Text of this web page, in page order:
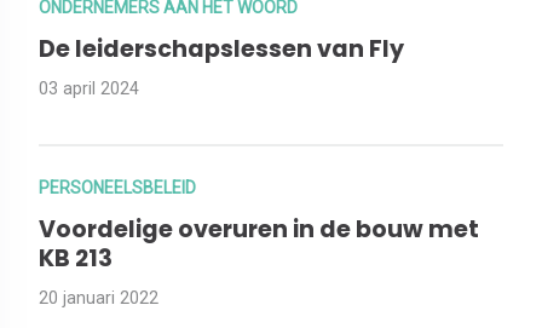
ONDERNEMERS AAN HET WOORD
De leiderschapslessen van Fly
03 april 2024
PERSONEELSBELEID
Voordelige overuren in de bouw met
KB 213
20 januari 2022